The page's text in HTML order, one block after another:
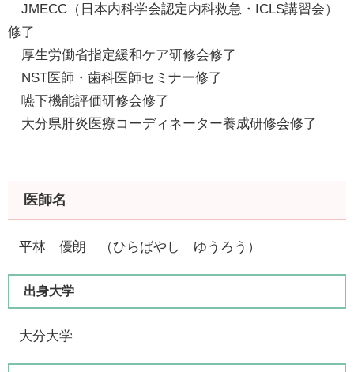
JMECC（日本内科学会認定内科救急・ICLS講習会）
修了
厚生労働省指定緩和ケア研修会修了
NST医師・歯科医師セミナー修了
嚥下機能評価研修会修了
大分県肝炎医療コーディネーター養成研修会修了
医師名
平林 優朗 （ひらばやし ゆうろう）​
出身大学
大分大学